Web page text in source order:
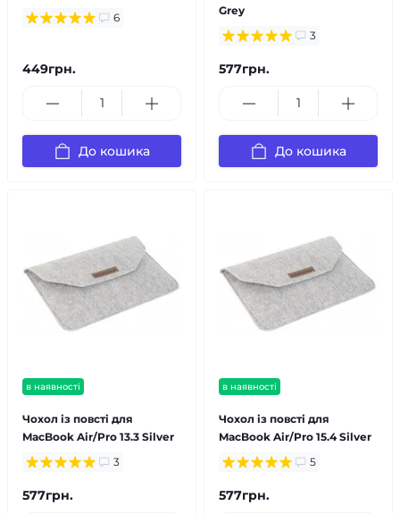
6
449грн.
До кошика
Grey
3
577грн.
До кошика
в наявності
Чохол із повсті для
MacBook Air/Pro 13.3 Silver
3
577грн.
в наявності
Чохол із повсті для
MacBook Air/Pro 15.4 Silver
5
577грн.